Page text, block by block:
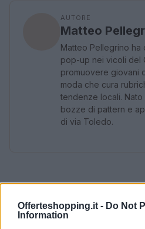
Offerteshopping.it - Do Not
Information
AUTORE
Matteo
Matteo Pellegrino ha
pop-up nei vicoli del
promuovere giovani
moda che cura
tendenze locali.
bozze di pattern e
di via Toledo.